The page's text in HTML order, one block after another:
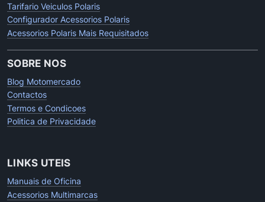
Tarifario Veiculos Polaris
Configurador Acessorios Polaris
Acessorios Polaris Mais Requisitados
SOBRE NOS
Blog Motomercado
Contactos
Termos e Condicoes
Politica de Privacidade
LINKS UTEIS
Manuais de Oficina
Acessorios Multimarcas